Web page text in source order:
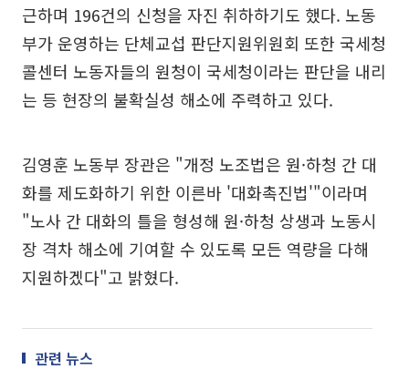
근하며 196건의 신청을 자진 취하하기도 했다. 노동
부가 운영하는 단체교섭 판단지원위원회 또한 국세청
콜센터 노동자들의 원청이 국세청이라는 판단을 내리
는 등 현장의 불확실성 해소에 주력하고 있다.
김영훈 노동부 장관은 "개정 노조법은 원·하청 간 대
화를 제도화하기 위한 이른바 '대화촉진법'"이라며
"노사 간 대화의 틀을 형성해 원·하청 상생과 노동시
장 격차 해소에 기여할 수 있도록 모든 역량을 다해
지원하겠다"고 밝혔다.
관련 뉴스